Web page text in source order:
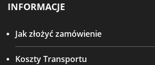
INFORMACJE
Jak złożyć zamówienie
Koszty Transportu